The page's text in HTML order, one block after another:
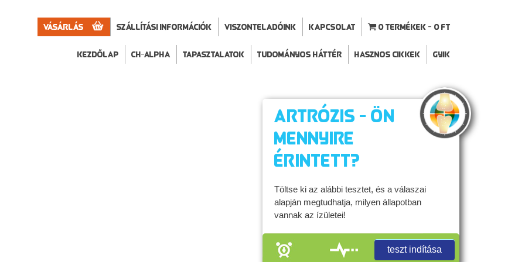
Vásárlás Szállítási információk VISZONTELADÓINK Kapcsolat 0 termékek 0 Ft
Kezdőlap CH-Alpha Tapasztalatok Tudományos háttér Hasznos cikkek GYIK
Artrózis - Ön
mennyire
érintett?
Töltse ki az alábbi tesztet, és a válaszai
alapján megtudhatja, milyen állapotban
vannak az ízületei!
teszt indítása